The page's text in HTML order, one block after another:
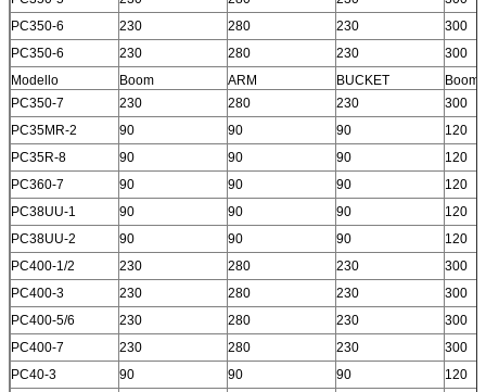
PC350-6
230 280 230
300
PC350-6
230 280 230
300
Modello
Boom ARM BUCKET
Boom
PC350-7
230 280 230
300
PC35MR-2
90 90 90
120
PC35R-8
90 90 90
120
PC360-7
90 90 90
120
PC38UU-1
90 90 90
120
PC38UU-2
90 90 90
120
PC400-1/2
230 280 230
300
PC400-3
230 280 230
300
PC400-5/6
230 280 230
300
PC400-7
230 280 230
300
PC40-3
90 90 90
120